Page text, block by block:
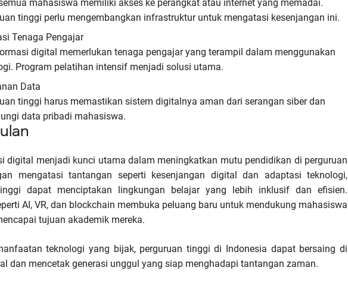
mahasiswa memiliki akses ke perangkat atau internet yang memadai.
tinggi perlu mengembangkan infrastruktur untuk mengatasi kesenjangan ini.
Tenaga Pengajar
digital memerlukan tenaga pengajar yang terampil dalam menggunakan
Program pelatihan intensif menjadi solusi utama.
Data
tinggi harus memastikan sistem digitalnya aman dari serangan siber dan
data pribadi mahasiswa.
digital menjadi kunci utama dalam meningkatkan mutu pendidikan di perguruan
mengatasi tantangan seperti kesenjangan digital dan adaptasi teknologi,
dapat menciptakan lingkungan belajar yang lebih inklusif dan efisien.
AI, VR, dan blockchain membuka peluang baru untuk mendukung mahasiswa
tujuan akademik mereka.
teknologi yang bijak, perguruan tinggi di Indonesia dapat bersaing di
dan mencetak generasi unggul yang siap menghadapi tantangan zaman.